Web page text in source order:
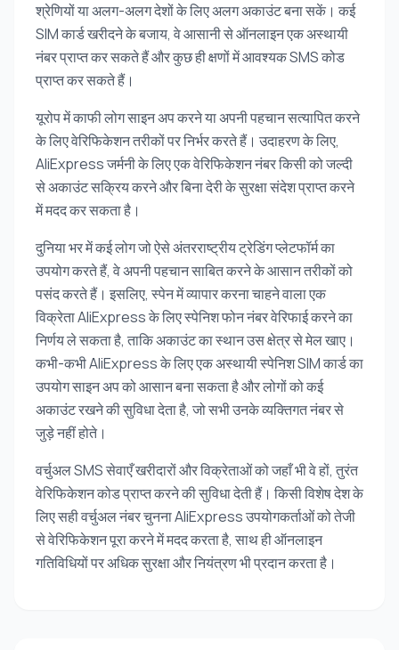
श्रेणियों या अलग-अलग देशों के लिए अलग अकाउंट बना सकें। कई
SIM कार्ड खरीदने के बजाय, वे आसानी से ऑनलाइन एक अस्थायी
नंबर प्राप्त कर सकते हैं और कुछ ही क्षणों में आवश्यक SMS कोड
प्राप्त कर सकते हैं।
यूरोप में काफी लोग साइन अप करने या अपनी पहचान सत्यापित करने
के लिए वेरिफिकेशन तरीकों पर निर्भर करते हैं। उदाहरण के लिए,
AliExpress जर्मनी के लिए एक वेरिफिकेशन नंबर किसी को जल्दी
से अकाउंट सक्रिय करने और बिना देरी के सुरक्षा संदेश प्राप्त करने
में मदद कर सकता है।
दुनिया भर में कई लोग जो ऐसे अंतरराष्ट्रीय ट्रेडिंग प्लेटफॉर्म का
उपयोग करते हैं, वे अपनी पहचान साबित करने के आसान तरीकों को
पसंद करते हैं। इसलिए, स्पेन में व्यापार करना चाहने वाला एक
विक्रेता AliExpress के लिए स्पेनिश फोन नंबर वेरिफाई करने का
निर्णय ले सकता है, ताकि अकाउंट का स्थान उस क्षेत्र से मेल खाए।
कभी-कभी AliExpress के लिए एक अस्थायी स्पेनिश SIM कार्ड का
उपयोग साइन अप को आसान बना सकता है और लोगों को कई
अकाउंट रखने की सुविधा देता है, जो सभी उनके व्यक्तिगत नंबर से
जुड़े नहीं होते।
वर्चुअल SMS सेवाएँ खरीदारों और विक्रेताओं को जहाँ भी वे हों, तुरंत
वेरिफिकेशन कोड प्राप्त करने की सुविधा देती हैं। किसी विशेष देश के
लिए सही वर्चुअल नंबर चुनना AliExpress उपयोगकर्ताओं को तेजी
से वेरिफिकेशन पूरा करने में मदद करता है, साथ ही ऑनलाइन
गतिविधियों पर अधिक सुरक्षा और नियंत्रण भी प्रदान करता है।